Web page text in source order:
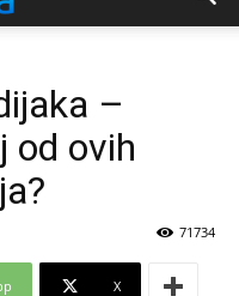
–
od ovih
71734
X